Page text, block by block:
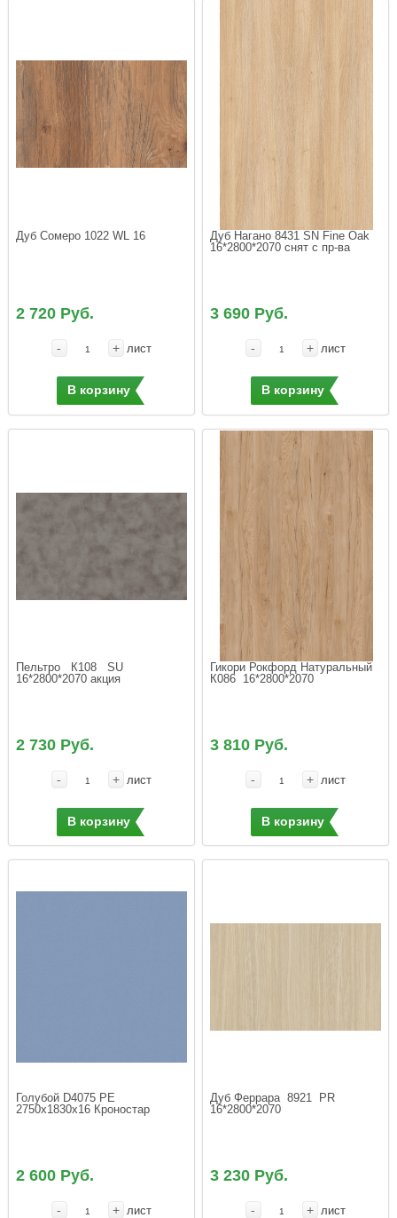
Дуб Сомеро 1022 WL 16
2 720 Руб.
- + лист
В корзину
Дуб Нагано 8431 SN Fine Oak
16*2800*2070 снят с пр-ва
3 690 Руб.
- + лист
В корзину
Пельтро   К108   SU
16*2800*2070 акция
2 730 Руб.
- + лист
В корзину
Гикори Рокфорд Натуральный
К086  16*2800*2070
3 810 Руб.
- + лист
В корзину
Голубой D4075 PE
2750х1830х16 Кроностар
2 600 Руб.
- + лист
Дуб Феррара  8921  PR
16*2800*2070
3 230 Руб.
- + лист